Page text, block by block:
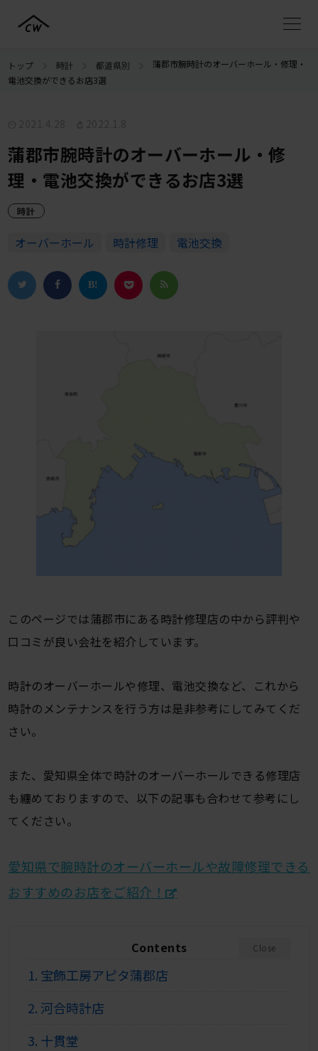
トップ 時計 都道県別
蒲郡市腕時計のオーバーホール・修理・
電池交換ができるお店3選
蒲郡市腕時計のオーバーホール・修
理・電池交換ができるお店3選
時計
オーバーホール 時計修理 電池交換
このページでは蒲郡市にある時計修理店の中から評判や
口コミが良い会社を紹介しています。
時計のオーバーホールや修理、電池交換など、これから
時計のメンテナンスを行う方は是非参考にしてみてくだ
さい。
また、愛知県全体で時計のオーバーホールできる修理店
も纏めておりますので、以下の記事も合わせて参考にし
てください。
愛知県で腕時計のオーバーホールや故障修理できる
おすすめのお店をご紹介！
Contents Close
1. 宝飾工房アピタ蒲郡店
2. 河合時計店
3. 十貫堂